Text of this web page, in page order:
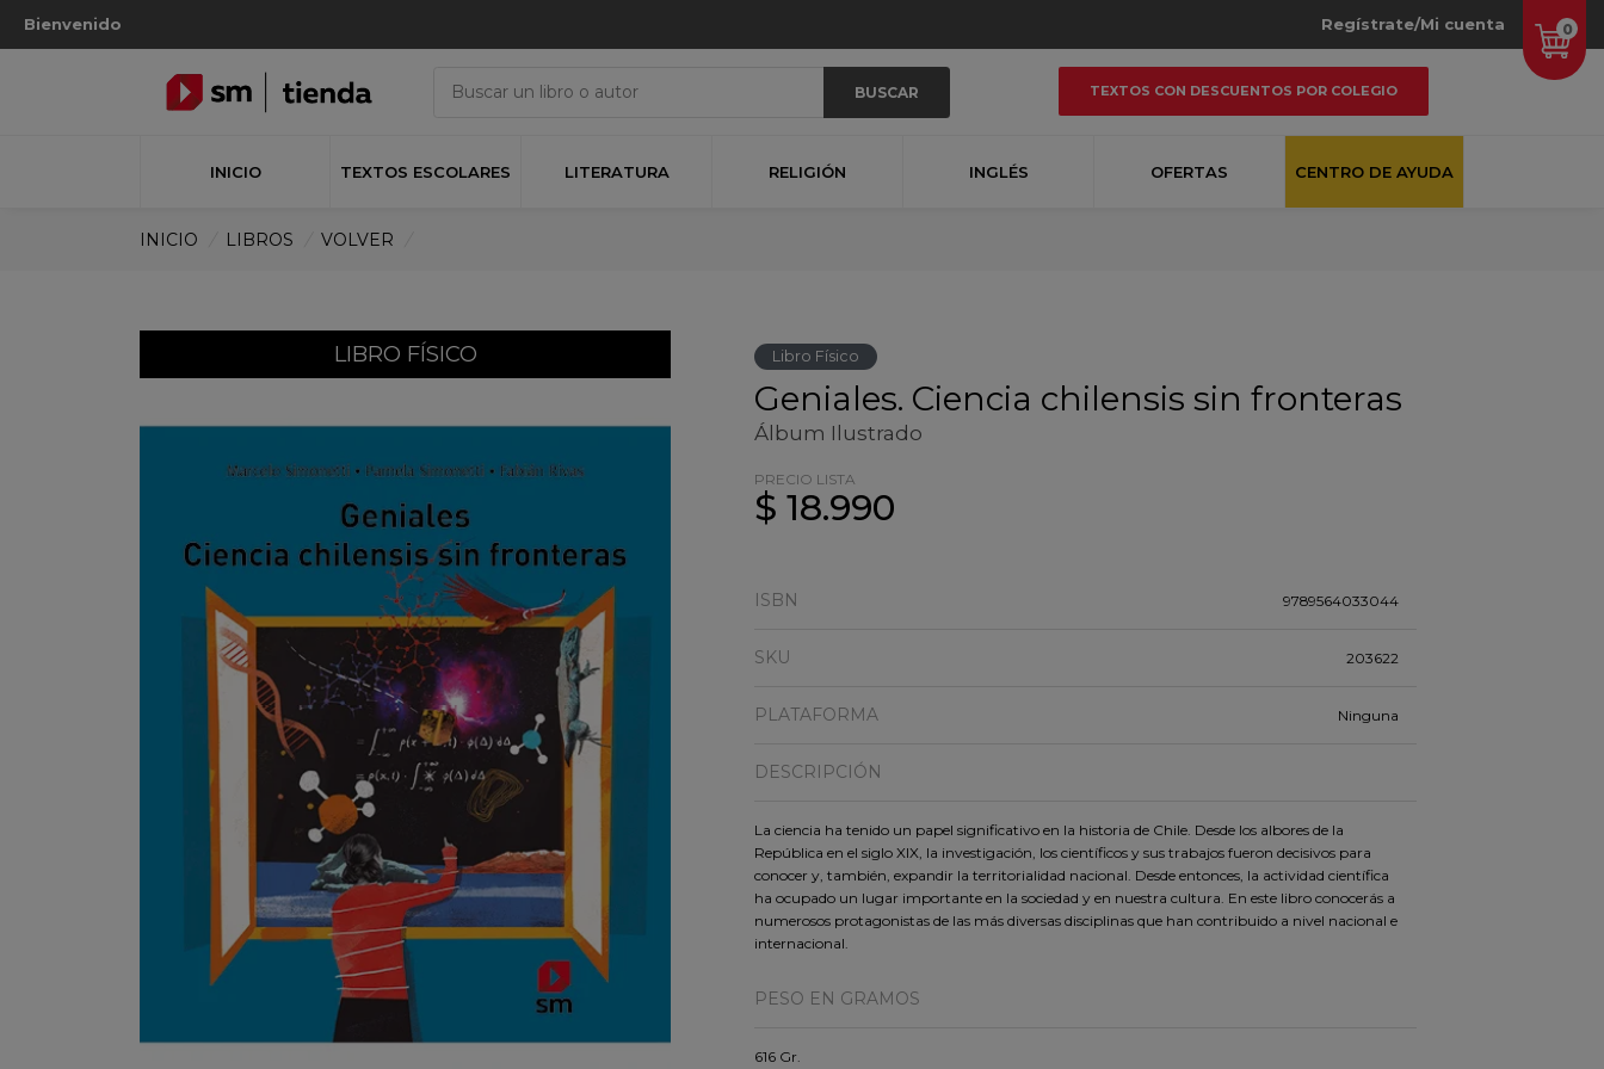
Bienvenido 0
Regístrate/Mi cuenta
BUSCAR TEXTOS CON DESCUENTOS POR COLEGIO
INICIO TEXTOS ESCOLARES LITERATURA RELIGIÓN INGLÉS OFERTAS CENTRO DE AYUDA
INICIO LIBROS VOLVER
LIBRO FÍSICO Libro Físico
Geniales. Ciencia chilensis sin fronteras
Álbum Ilustrado
PRECIO LISTA
$ 18.990
ISBN 9789564033044
SKU 203622
PLATAFORMA Ninguna
DESCRIPCIÓN
La ciencia ha tenido un papel significativo en la historia de Chile. Desde los albores de la
República en el siglo XIX, la investigación, los científicos y sus trabajos fueron decisivos para
conocer y, también, expandir la territorialidad nacional. Desde entonces, la actividad científica
ha ocupado un lugar importante en la sociedad y en nuestra cultura. En este libro conocerás a
numerosos protagonistas de las más diversas disciplinas que han contribuido a nivel nacional e
internacional.
PESO EN GRAMOS
616 Gr.